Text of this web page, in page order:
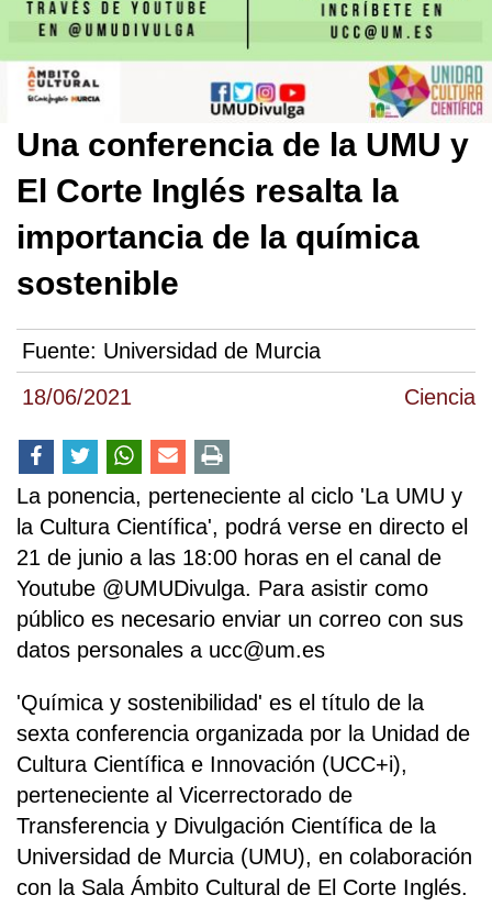
18/06/2021 Ciencia
Una conferencia de la UMU y
El Corte Inglés resalta la
importancia de la química
sostenible
Fuente: Universidad de Murcia
La ponencia, perteneciente al ciclo 'La UMU y
la Cultura Científica', podrá verse en directo el
21 de junio a las 18:00 horas en el canal de
Youtube @UMUDivulga. Para asistir como
público es necesario enviar un correo con sus
datos personales a ucc@um.es
'Química y sostenibilidad' es el título de la
sexta conferencia organizada por la Unidad de
Cultura Científica e Innovación (UCC+i),
perteneciente al Vicerrectorado de
Transferencia y Divulgación Científica de la
Universidad de Murcia (UMU), en colaboración
con la Sala Ámbito Cultural de El Corte Inglés.